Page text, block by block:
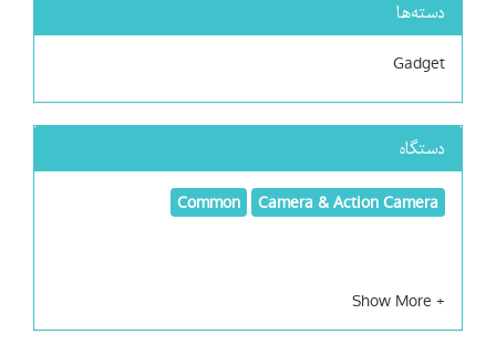
دسته‌ها
Gadget
دستگاه
Camera & Action Camera
Common